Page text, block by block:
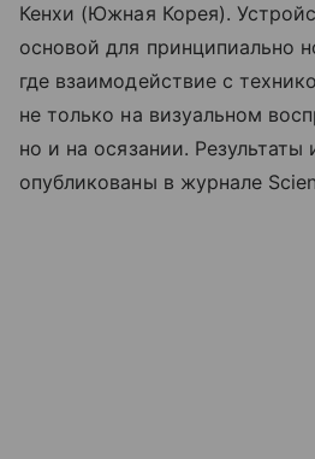
Кенхи (Южная Корея).
основой для принципиально
где взаимодействие с
не только на визуальном
но и на осязании. Результаты
опубликованы в журнале